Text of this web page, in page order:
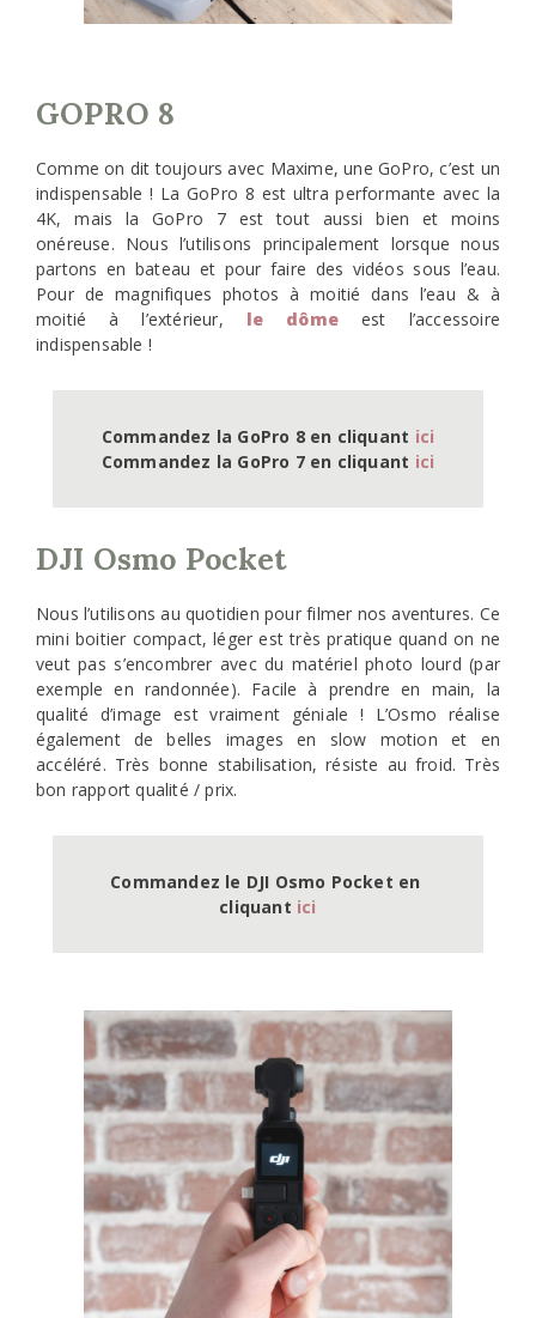
GOPRO 8
Comme on dit toujours avec Maxime, une GoPro, c’est un
indispensable ! La GoPro 8 est ultra performante avec la
4K, mais la GoPro 7 est tout aussi bien et moins
onéreuse. Nous l’utilisons principalement lorsque nous
partons en bateau et pour faire des vidéos sous l’eau.
Pour de magnifiques photos à moitié dans l’eau & à
moitié à l’extérieur, le dôme est l’accessoire
indispensable !
Commandez la GoPro 8 en cliquant ici
Commandez la GoPro 7 en cliquant ici
DJI Osmo Pocket
Nous l’utilisons au quotidien pour filmer nos aventures. Ce
mini boitier compact, léger est très pratique quand on ne
veut pas s’encombrer avec du matériel photo lourd (par
exemple en randonnée). Facile à prendre en main, la
qualité d’image est vraiment géniale ! L’Osmo réalise
également de belles images en slow motion et en
accéléré. Très bonne stabilisation, résiste au froid. Très
bon rapport qualité / prix.
Commandez le DJI Osmo Pocket en
cliquant ici